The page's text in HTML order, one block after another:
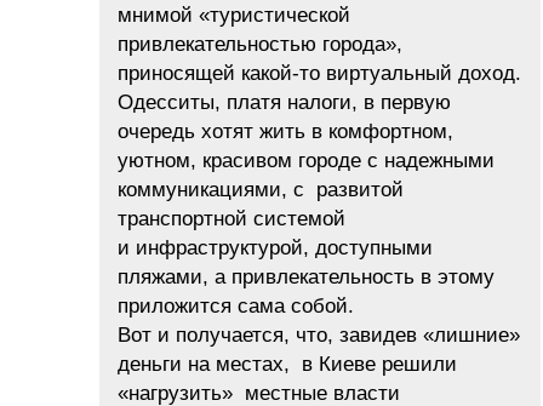
мнимой «туристической
привлекательностью города»,
приносящей какой-то виртуальный доход.
Одесситы, платя налоги, в первую
очередь хотят жить в комфортном,
уютном, красивом городе с надежными
коммуникациями, с развитой
транспортной системой
и инфраструктурой, доступными
пляжами, а привлекательность в этому
приложится сама собой.
Вот и получается, что, завидев «лишние»
деньги на местах, в Киеве решили
«нагрузить» местные власти